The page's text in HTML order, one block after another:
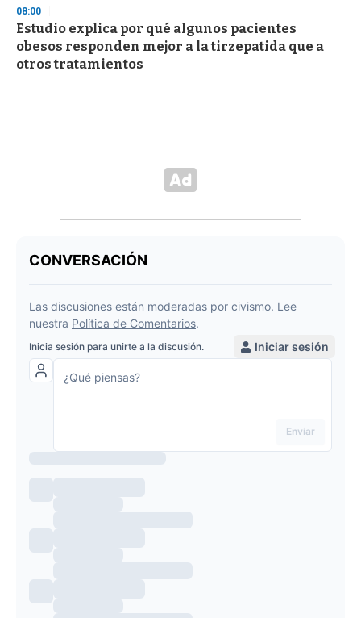
08:00
Estudio explica por qué algunos pacientes
obesos responden mejor a la tirzepatida que a
otros tratamientos